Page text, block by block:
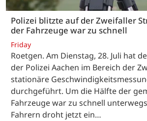
Polizei blitzte auf der Zweifaller
der Fahrzeuge war zu schnell
Friday
Roetgen. Am Dienstag, 28. Juli hat
der Polizei Aachen im Bereich der
stationäre
durchgeführt. Um die Hälfte der
Fahrzeuge war zu schnell
Fahrern droht jetzt ein…